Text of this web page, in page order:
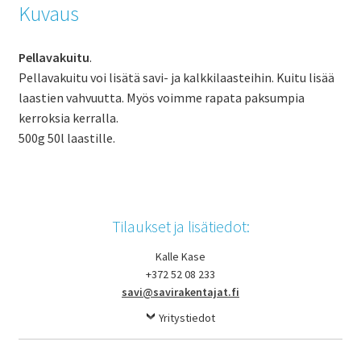
Kuvaus
Pellavakuitu.
Pellavakuitu voi lisätä savi- ja kalkkilaasteihin. Kuitu lisää
laastien vahvuutta. Myös voimme rapata paksumpia
kerroksia kerralla.
500g 50l laastille.
Tilaukset ja lisätiedot:
Kalle Kase
+372 52 08 233
savi@savirakentajat.fi
Yritystiedot